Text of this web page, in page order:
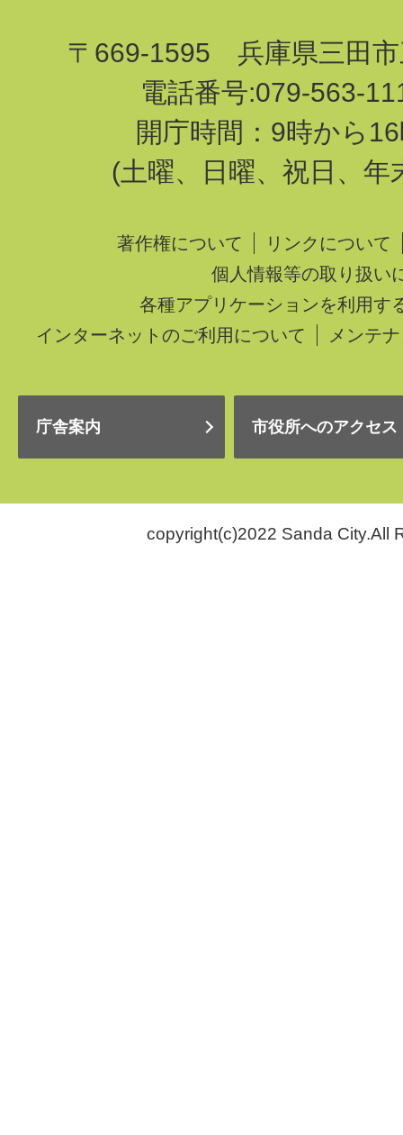
〒669-1595 兵庫県三田市
電話番号:079-563-
開庁時間：9時から
(土曜、日曜、祝日、年
著作権について
リンクについて
個人情報等の取り扱い
各種アプリケーションを利用す
インターネットのご利用について
メンテ
庁舎案内 市役所へのアクセス
copyright(c)2022 Sanda City.All